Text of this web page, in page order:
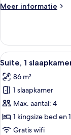
laden
Meer informatie
Meer
kamer,
queensize
Alle
foto's
voor
Suite,
1
slaapkamer,
balkon
9
Suite, 1
86 m²
1 slaapkamer
Max. aantal: 4
1 kingsize bed en
Gratis wifi